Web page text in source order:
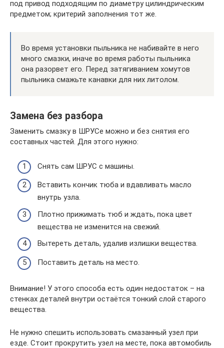
под привод подходящим по диаметру цилиндрическим
предметом; критерий заполнения тот же.
Во время установки пыльника не набивайте в него
много смазки, иначе во время работы пыльника
она разорвет его. Перед затягиванием хомутов
пыльника смажьте канавки для них литолом.
Замена без разбора
Заменить смазку в ШРУСе можно и без снятия его
составных частей. Для этого нужно:
Снять сам ШРУС с машины.
Вставить кончик тюба и вдавливать масло
внутрь узла.
Плотно прижимать тюб и ждать, пока цвет
вещества не изменится на свежий.
Вытереть деталь, удалив излишки вещества.
Поставить деталь на место.
Внимание! У этого способа есть один недостаток – на
стенках деталей внутри остаётся тонкий слой старого
вещества.
Не нужно спешить использовать смазанный узел при
езде. Стоит прокрутить узел на месте, пока автомобиль